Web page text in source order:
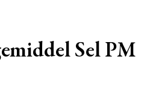
Sel PM